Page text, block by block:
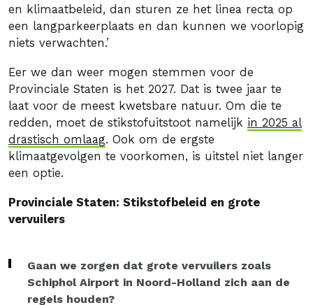
en klimaatbeleid, dan sturen ze het linea recta op
een langparkeerplaats en dan kunnen we voorlopig
niets verwachten.’
Eer we dan weer mogen stemmen voor de
Provinciale Staten is het 2027. Dat is twee jaar te
laat voor de meest kwetsbare natuur. Om die te
redden, moet de stikstofuitstoot namelijk in 2025 al
drastisch omlaag. Ook om de ergste
klimaatgevolgen te voorkomen, is uitstel niet langer
een optie.
Provinciale Staten: Stikstofbeleid en grote
vervuilers
Gaan we zorgen dat grote vervuilers zoals
Schiphol Airport in Noord-Holland zich aan de
regels houden?